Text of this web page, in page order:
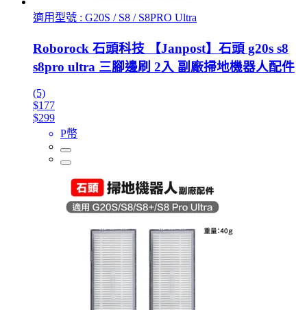
適用型號 : G20S / S8 / S8PRO Ultra
Roborock 石頭科技 【Janpost】石頭 g20s s8
s8pro ultra 三腳邊刷 2入 副廠掃地機器人配件
(5)
$177
$299
P幣